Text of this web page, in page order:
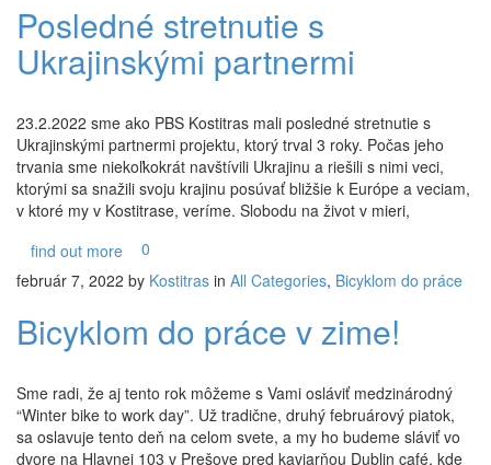
Posledné stretnutie s
Ukrajinskými partnermi
23.2.2022 sme ako PBS Kostitras mali posledné stretnutie s
Ukrajinskými partnermi projektu, ktorý trval 3 roky. Počas jeho
trvania sme niekoľkokrát navštívili Ukrajinu a riešili s nimi veci,
ktorými sa snažili svoju krajinu posúvať bližšie k Európe a veciam,
v ktoré my v Kostitrase, veríme. Slobodu na život v mieri,
find out more
0
február 7, 2022 by Kostitras in All Categories, Bicyklom do práce
Bicyklom do práce v zime!
Sme radi, že aj tento rok môžeme s Vami osláviť medzinárodný
“Winter bike to work day”. Už tradične, druhý februárový piatok,
sa oslavuje tento deň na celom svete, a my ho budeme sláviť vo
dvore na Hlavnej 103 v Prešove pred kaviarňou Dublin café, kde